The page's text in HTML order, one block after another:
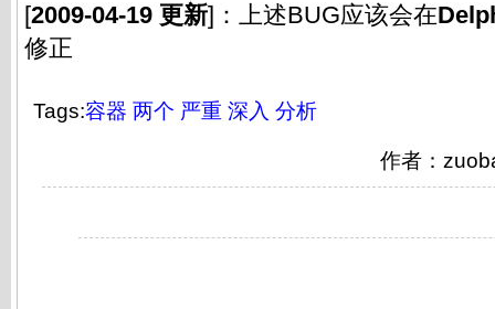
[2009-04-19 更新]：上述BUG应该会在
修正
Tags:容器 两个 严重 深入 分析
作者：